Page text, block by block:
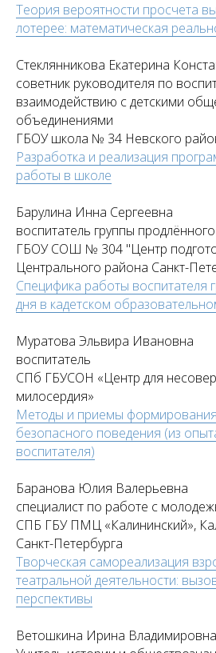
Теория вероятности просчета
лотерее: математическая
Стеклянникова Екатерина
советник руководителя по
взаимодействию с детскими
объединениями
ГБОУ школа № 34 Невского
Разработка и реализация
работы в школе
Барулина Инна Сергеевна
воспитатель группы
ГБОУ СОШ № 304 "Центр
Центрального района Санкт-
Специфика работы воспитателя
дня в кадетском
Муратова Эльвира Ивановна
воспитатель
СПб ГБУСОН «Центр для
милосердия»
Методы и приемы
безопасного поведения (из
воспитателя)
Баранова Юлия Валерьевна
специалист по работе с
СПБ ГБУ ПМЦ «Калининский»,
Санкт-Петербурга
Творческая самореализация
театральной деятельности:
перспективы
Ветошкина Ирина Владимировна